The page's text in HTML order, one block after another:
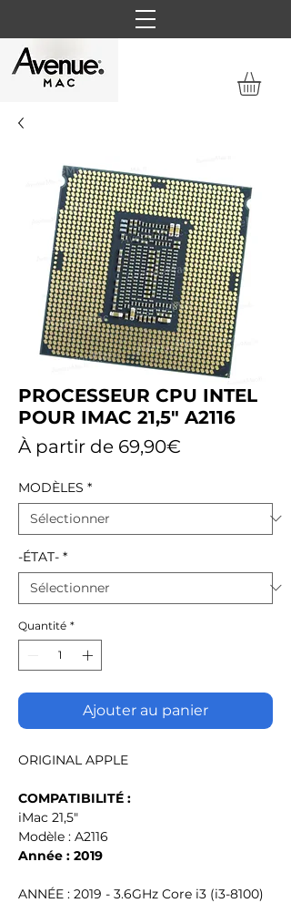
PROCESSEUR CPU INTEL
POUR IMAC 21,5" A2116
À partir de 69,90€
MODÈLES *
-ÉTAT- *
Quantité *
Ajouter au panier
ORIGINAL APPLE
COMPATIBILITÉ :
iMac 21,5"
Modèle : A2116
Année : 2019
ANNÉE : 2019 - 3.6GHz Core i3 (i3-8100)